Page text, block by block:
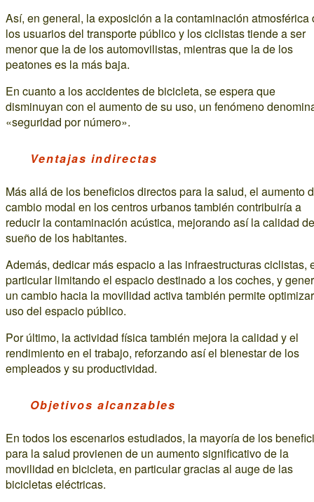
Así, en general, la exposición a la contaminación atmosférica
los usuarios del transporte público y los ciclistas tiende a ser
menor que la de los automovilistas, mientras que la de los
peatones es la más baja.
En cuanto a los accidentes de bicicleta, se espera que
disminuyan con el aumento de su uso, un fenómeno
«seguridad por número».
Ventajas indirectas
Más allá de los beneficios directos para la salud, el aumento
cambio modal en los centros urbanos también contribuiría a
reducir la contaminación acústica, mejorando así la calidad
sueño de los habitantes.
Además, dedicar más espacio a las infraestructuras ciclistas,
particular limitando el espacio destinado a los coches, y
un cambio hacia la movilidad activa también permite
uso del espacio público.
Por último, la actividad física también mejora la calidad y el
rendimiento en el trabajo, reforzando así el bienestar de los
empleados y su productividad.
Objetivos alcanzables
En todos los escenarios estudiados, la mayoría de los
para la salud provienen de un aumento significativo de la
movilidad en bicicleta, en particular gracias al auge de las
bicicletas eléctricas.